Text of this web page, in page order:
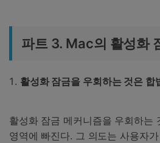
파트 3. Mac의 활성화
활성화 잠금을 우회하는 것은 합
활성화 잠금 메커니즘을 우회하는
영역에 빠진다. 그 의도는 사용자